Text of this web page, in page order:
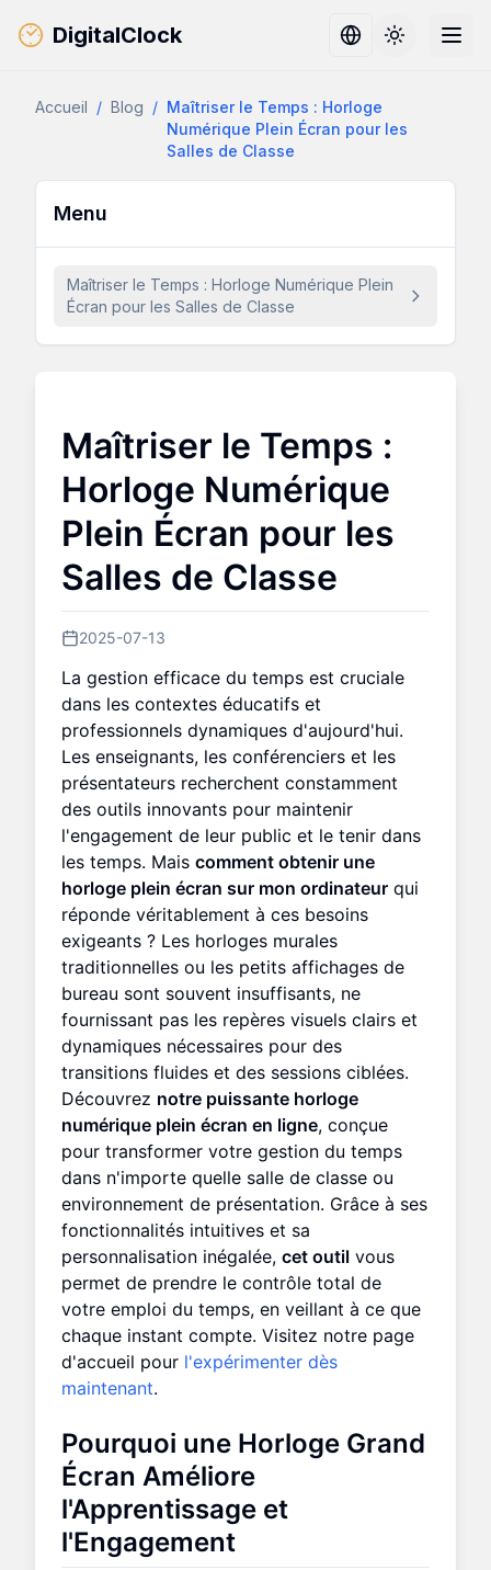
DigitalClock Toggle
Accueil / Blog / Maîtriser le Temps : Horloge
Numérique Plein Écran pour les
Salles de Classe
Menu
Maîtriser le Temps : Horloge Numérique Plein
Écran pour les Salles de Classe
Maîtriser le Temps :
Horloge Numérique
Plein Écran pour les
Salles de Classe
2025-07-13
La gestion efficace du temps est cruciale
dans les contextes éducatifs et
professionnels dynamiques d'aujourd'hui.
Les enseignants, les conférenciers et les
présentateurs recherchent constamment
des outils innovants pour maintenir
l'engagement de leur public et le tenir dans
les temps. Mais comment obtenir une
horloge plein écran sur mon ordinateur qui
réponde véritablement à ces besoins
exigeants ? Les horloges murales
traditionnelles ou les petits affichages de
bureau sont souvent insuffisants, ne
fournissant pas les repères visuels clairs et
dynamiques nécessaires pour des
transitions fluides et des sessions ciblées.
Découvrez notre puissante horloge
numérique plein écran en ligne, conçue
pour transformer votre gestion du temps
dans n'importe quelle salle de classe ou
environnement de présentation. Grâce à ses
fonctionnalités intuitives et sa
personnalisation inégalée, cet outil vous
permet de prendre le contrôle total de
votre emploi du temps, en veillant à ce que
chaque instant compte. Visitez notre page
d'accueil pour l'expérimenter dès
maintenant.
Pourquoi une Horloge Grand
Écran Améliore
l'Apprentissage et
l'Engagement